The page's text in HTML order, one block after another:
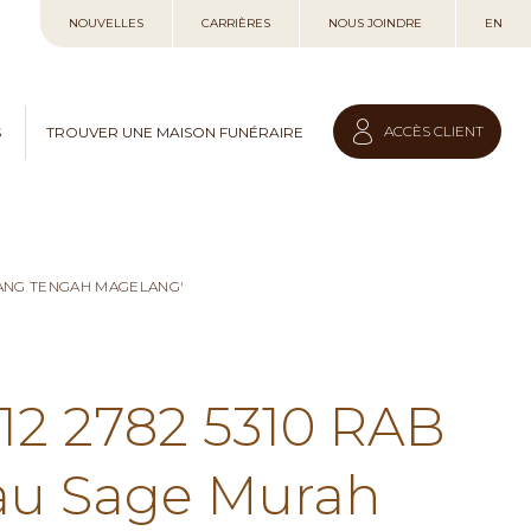
au
NOUVELLES CARRIÈRES NOUS JOINDRE EN
TROUVER UNE MAISON FUNÉRAIRE ACCÈS CLIENT
TENGAH MAGELANG'
2782 5310 RAB
Sage Murah